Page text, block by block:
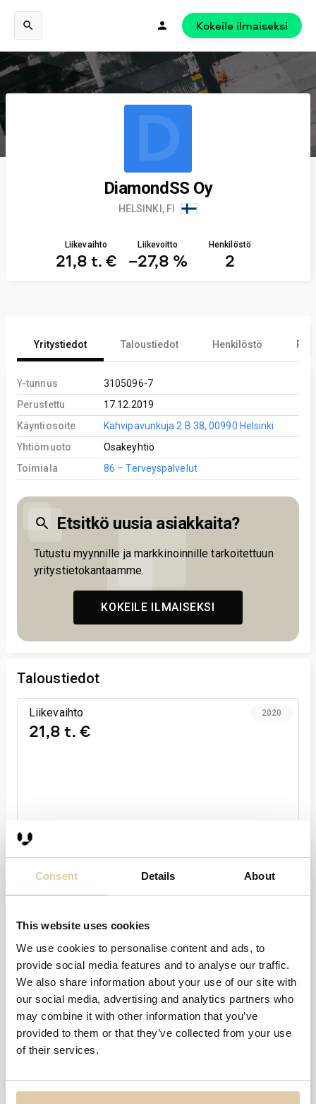
Consent Details About
This website uses cookies
We use cookies to personalise content and ads, to
provide social media features and to analyse our traffic.
We also share information about your use of our site with
our social media, advertising and analytics partners who
may combine it with other information that you’ve
provided to them or that they’ve collected from your use
of their services.
Kokeile ilmaiseksi
D
DiamondSS Oy
HELSINKI, FI
Liikevaihto
21,8 t. €
Liikevoitto
−27,8 %
Henkilöstö
2
Yritystiedot Taloustiedot Henkilöstö
Y-tunnus
3105096-7
Perustettu
17.12.2019
Käyntiosoite
Kahvipavunkuja 2 B 38, 00990 Helsinki
Yhtiömuoto
Osakeyhtiö
Toimiala
86 – Terveyspalvelut
Etsitkö uusia asiakkaita?
Tutustu myynnille ja markkinoinnille tarkoitettuun
yritystietokantaamme.
KOKEILE ILMAISEKSI
Taloustiedot
Liikevaihto
21,8 t. €
2020
Liikevoitto-%
−27,8 %
2020
Henkilöstö